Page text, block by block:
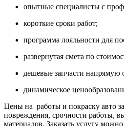
опытные специалисты с
короткие сроки работ;
программа лояльности для
развернутая смета по
дешевые запчасти напрямую
динамическое
Цены на работы и покраску авто
повреждения, срочности работы,
материалов. Заказать услугу